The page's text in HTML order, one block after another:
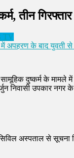
तीन गिरफ्तार
TV
अपहरण के बाद युवती से
दुष्कर्म के मामले में
निवासी उपकार
सिविल अस्पताल से